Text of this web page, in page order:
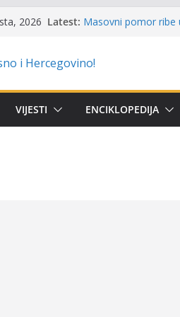
2026 Latest: Masovni pomor ribe
Poziv za učešće u
Obavještenje
osobe sa invaliditetom
VIJESTI ENCIKLOPEDIJA